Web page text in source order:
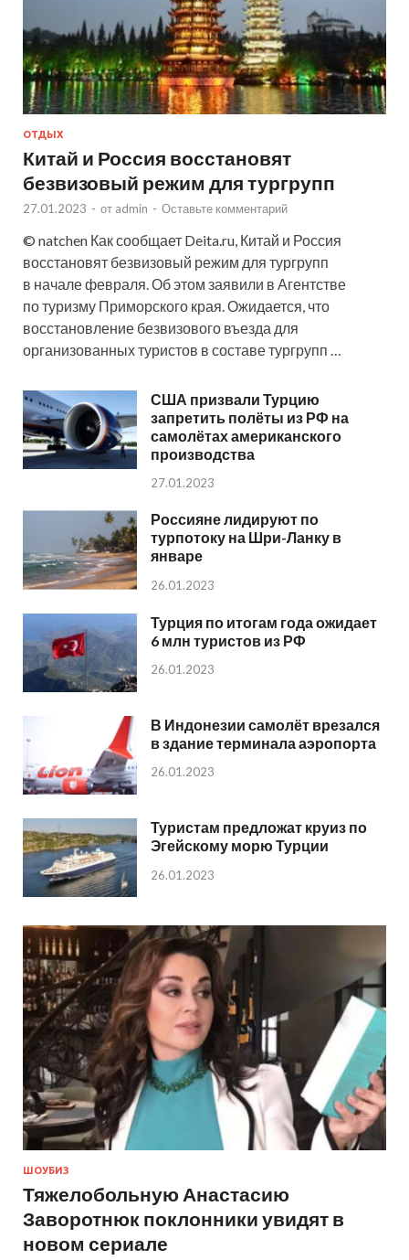
ОТДЫХ
Китай и Россия восстановят
безвизовый режим для тургрупп
27.01.2023 - от admin - Оставьте комментарий
© natchen Как сообщает Deita.ru, Китай и Россия
восстановят безвизовый режим для тургрупп
в начале февраля. Об этом заявили в Агентстве
по туризму Приморского края. Ожидается, что
восстановление безвизового въезда для
организованных туристов в составе тургрупп …
США призвали Турцию
запретить полёты из РФ на
самолётах американского
производства
27.01.2023
Россияне лидируют по
турпотоку на Шри-Ланку в
январе
26.01.2023
Турция по итогам года ожидает
6 млн туристов из РФ
26.01.2023
В Индонезии самолёт врезался
в здание терминала аэропорта
26.01.2023
Туристам предложат круиз по
Эгейскому морю Турции
26.01.2023
ШОУБИЗ
Тяжелобольную Анастасию
Заворотнюк поклонники увидят в
новом сериале